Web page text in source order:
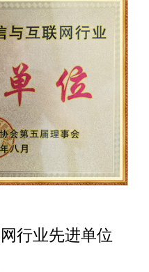
行业先进单位